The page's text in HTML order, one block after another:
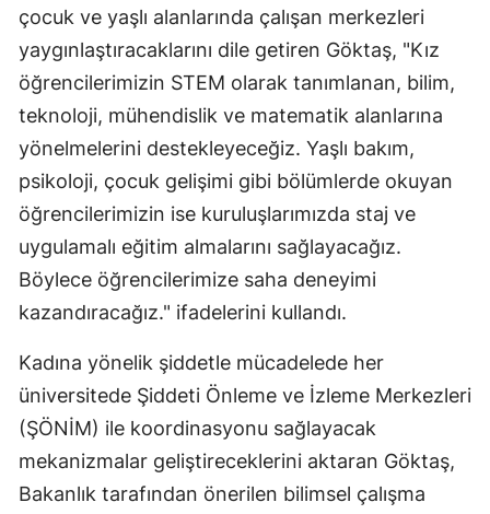
çocuk ve yaşlı alanlarında çalışan merkezleri
yaygınlaştıracaklarını dile getiren Göktaş, "Kız
öğrencilerimizin STEM olarak tanımlanan, bilim,
teknoloji, mühendislik ve matematik alanlarına
yönelmelerini destekleyeceğiz. Yaşlı bakım,
psikoloji, çocuk gelişimi gibi bölümlerde okuyan
öğrencilerimizin ise kuruluşlarımızda staj ve
uygulamalı eğitim almalarını sağlayacağız.
Böylece öğrencilerimize saha deneyimi
kazandıracağız." ifadelerini kullandı.
Kadına yönelik şiddetle mücadelede her
üniversitede Şiddeti Önleme ve İzleme Merkezleri
(ŞÖNİM) ile koordinasyonu sağlayacak
mekanizmalar geliştireceklerini aktaran Göktaş,
Bakanlık tarafından önerilen bilimsel çalışma